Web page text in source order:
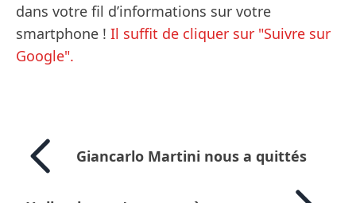
dans votre fil d’informations sur votre
smartphone ! Il suffit de cliquer sur "Suivre sur
Google".
Giancarlo Martini nous a quittés